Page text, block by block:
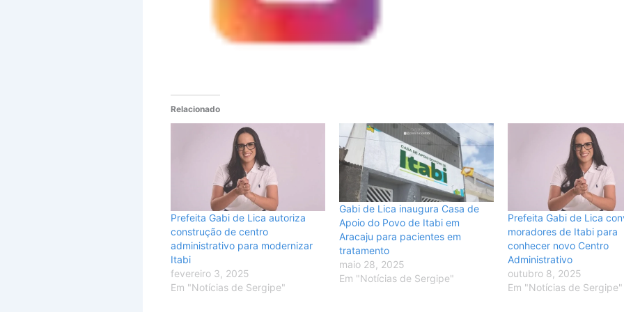
Relacionado
Prefeita Gabi de Lica autoriza
construção de centro
administrativo para modernizar
Itabi
fevereiro 3, 2025
Em "Notícias de Sergipe"
Gabi de Lica inaugura Casa de
Apoio do Povo de Itabi em
Aracaju para pacientes em
tratamento
maio 28, 2025
Em "Notícias de Sergipe"
Prefeita Gabi de Lica
moradores de Itabi para
conhecer novo Centro
Administrativo
outubro 8, 2025
Em "Notícias de Sergipe"